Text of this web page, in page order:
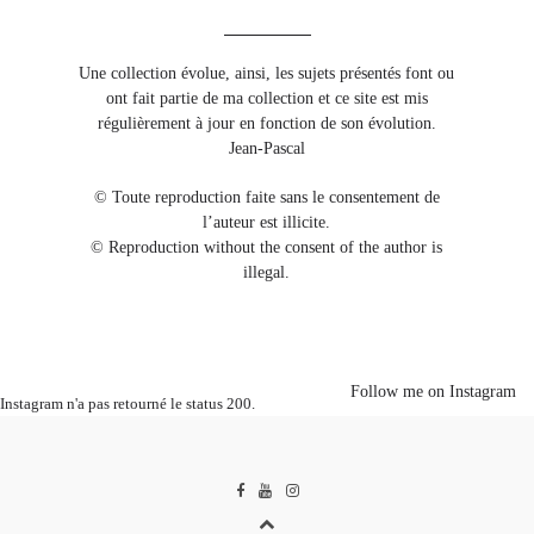
Une collection évolue, ainsi, les sujets présentés font ou
ont fait partie de ma collection et ce site est mis
régulièrement à jour en fonction de son évolution.
Jean-Pascal
© Toute reproduction faite sans le consentement de
l’auteur est illicite.
© Reproduction without the consent of the author is
illegal.
Instagram n'a pas retourné le status 200.
Follow me on Instagram